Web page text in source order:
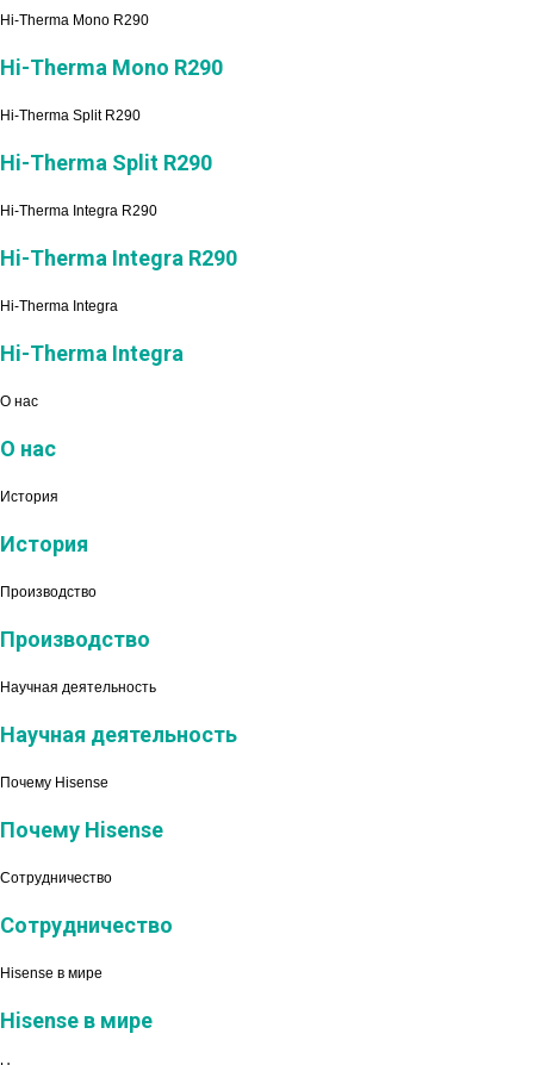
Hi-Therma Mono R290
Hi-Therma Mono R290
Hi-Therma Split R290
Hi-Therma Split R290
Hi-Therma Integra R290
Hi-Therma Integra R290
Hi-Therma Integra
Hi-Therma Integra
О нас
О нас
История
История
Производство
Производство
Научная деятельность
Научная деятельность
Почему Hisense
Почему Hisense
Сотрудничество
Сотрудничество
Hisense в мире
Hisense в мире